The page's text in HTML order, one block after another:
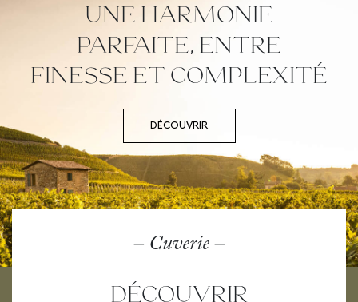
UNE HARMONIE
PARFAITE, ENTRE
FINESSE ET COMPLEXITÉ
DÉCOUVRIR
– Cuverie –